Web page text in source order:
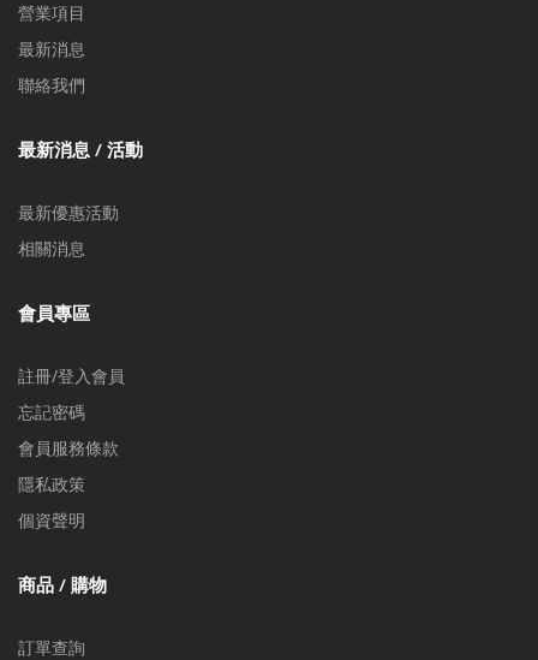
營業項目
最新消息
聯絡我們
最新消息 / 活動
最新優惠活動
相關消息
會員專區
註冊/登入會員
忘記密碼
會員服務條款
隱私政策
個資聲明
商品 / 購物
訂單查詢